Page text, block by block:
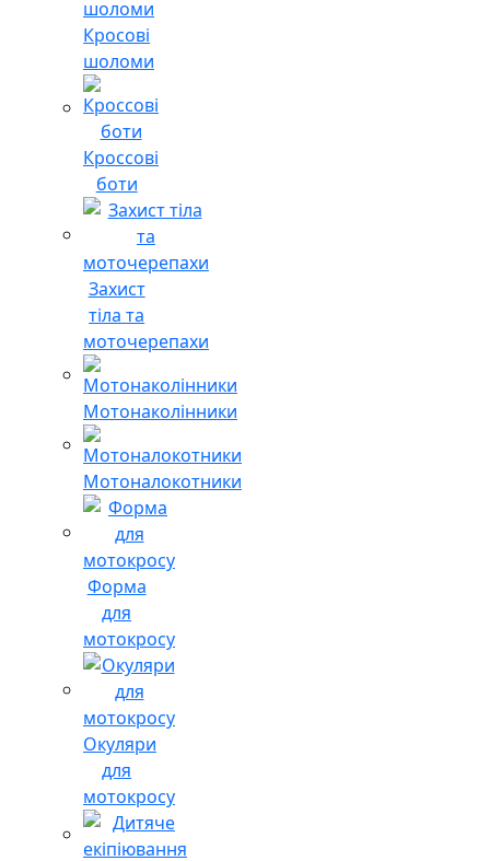
Кросові
шоломи
Кроссові
боти
Захист
тіла та
моточерепахи
Мотонаколінники
Мотоналокотники
Форма
для
мотокросу
Окуляри
для
мотокросу